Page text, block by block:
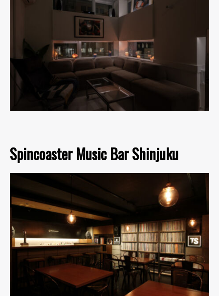
Spincoaster Music Bar Shinjuku